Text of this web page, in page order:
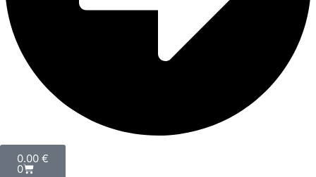
0.00 €
0